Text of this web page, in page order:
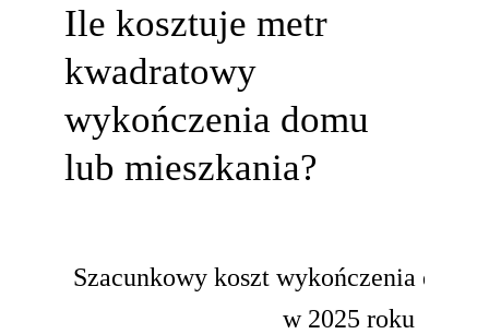
Ile kosztuje metr
kwadratowy
wykończenia domu
lub mieszkania?
Szacunkowy koszt wykończenia
w 2025 roku